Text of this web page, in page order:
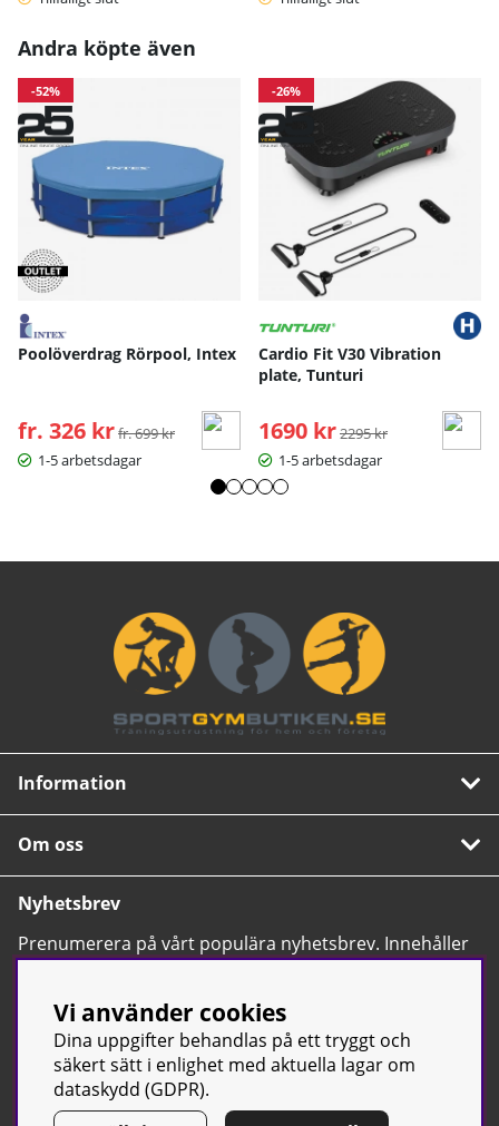
Andra köpte även
-52%
Poolöverdrag Rörpool, Intex
fr. 326 kr Ordinarie pris:
fr. 699 kr
1-5 arbetsdagar
-26%
Cardio Fit V30 Vibration
plate, Tunturi
1690 kr Ordinarie pris:
2295 kr
1-5 arbetsdagar
Information
Om oss
Nyhetsbrev
Prenumerera på vårt populära nyhetsbrev. Innehåller
tips, nyheter och våra allra bästa erbjudanden.
Vi använder cookies
Dina uppgifter behandlas på ett tryggt och
säkert sätt i enlighet med aktuella lagar om
dataskydd (GDPR).